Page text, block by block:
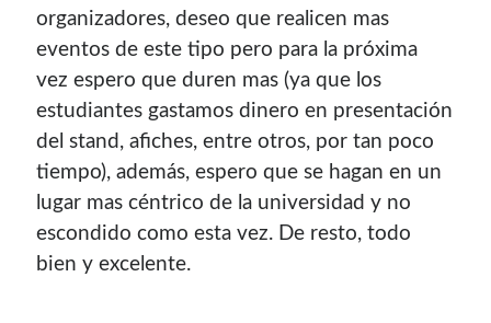
organizadores, deseo que realicen mas
eventos de este tipo pero para la próxima
vez espero que duren mas (ya que los
estudiantes gastamos dinero en presentación
del stand, afiches, entre otros, por tan poco
tiempo), además, espero que se hagan en un
lugar mas céntrico de la universidad y no
escondido como esta vez. De resto, todo
bien y excelente.